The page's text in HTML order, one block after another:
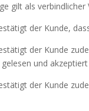
gilt als verbindlicher
der Kunde,
der Kunde
und
der Kunde